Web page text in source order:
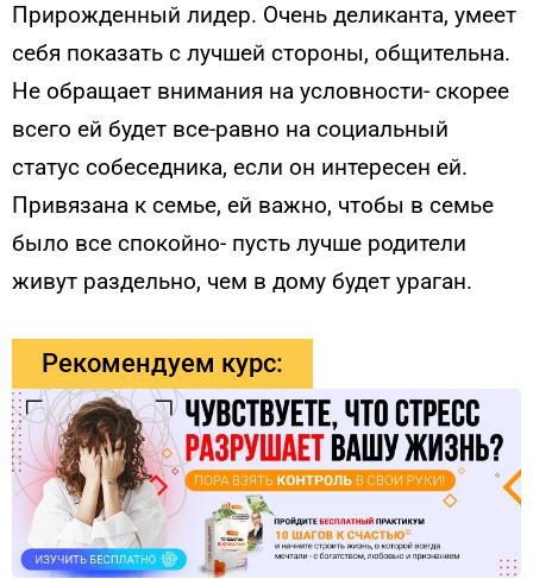
Прирожденный лидер. Очень деликанта, умеет
себя показать с лучшей стороны, общительна.
Не обращает внимания на условности- скорее
всего ей будет все-равно на социальный
статус собеседника, если он интересен ей.
Привязана к семье, ей важно, чтобы в семье
было все спокойно- пусть лучше родители
живут раздельно, чем в дому будет ураган.
Рекомендуем курс: